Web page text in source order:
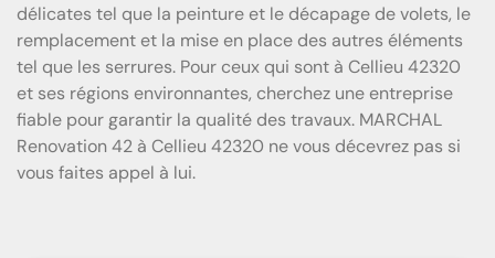
délicates tel que la peinture et le décapage de volets, le
remplacement et la mise en place des autres éléments
tel que les serrures. Pour ceux qui sont à Cellieu 42320
et ses régions environnantes, cherchez une entreprise
fiable pour garantir la qualité des travaux. MARCHAL
Renovation 42 à Cellieu 42320 ne vous décevrez pas si
vous faites appel à lui.